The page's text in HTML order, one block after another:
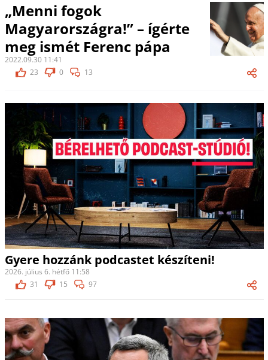
„Menni fogok
Magyarországra!” – ígérte
meg ismét Ferenc pápa
2022.09.30 11:41
23
0 13
Gyere hozzánk podcastet készíteni!
2026. július 6. hétfő 11:58
31
15 97